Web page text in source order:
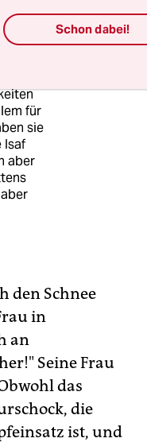
die Isaf,
für
sie
Isaf
aber
den Schnee
in
an
Seine Frau
das
die
ist, und
Schon dabei!